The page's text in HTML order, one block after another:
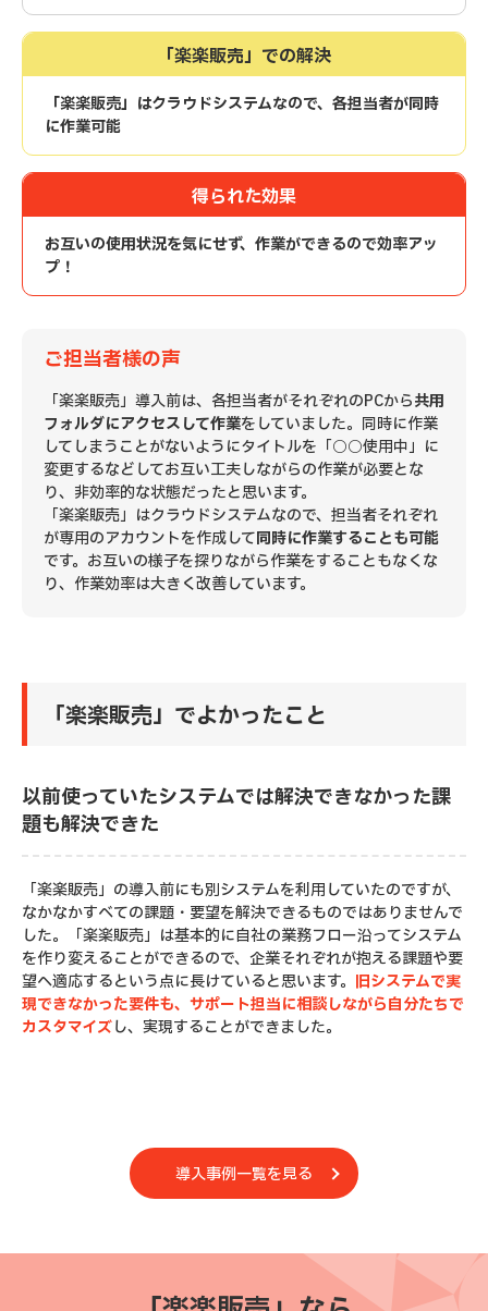
「楽楽販売」での解決
「楽楽販売」はクラウドシステムなので、各担当者が同時
に作業可能
得られた効果
お互いの使用状況を気にせず、作業ができるので効率アッ
プ！
ご担当者様の声
「楽楽販売」導入前は、各担当者がそれぞれのPCから共用
フォルダにアクセスして作業をしていました。同時に作業
してしまうことがないようにタイトルを「○○使用中」に
変更するなどしてお互い工夫しながらの作業が必要とな
り、非効率的な状態だったと思います。
「楽楽販売」はクラウドシステムなので、担当者それぞれ
が専用のアカウントを作成して同時に作業することも可能
です。お互いの様子を探りながら作業をすることもなくな
り、作業効率は大きく改善しています。
「楽楽販売」でよかったこと
以前使っていたシステムでは解決できなかった課
題も解決できた
「楽楽販売」の導入前にも別システムを利用していたのですが、
なかなかすべての課題・要望を解決できるものではありませんで
した。「楽楽販売」は基本的に自社の業務フロー沿ってシステム
を作り変えることができるので、企業それぞれが抱える課題や要
望へ適応するという点に長けていると思います。 旧システムで実
現できなかった要件も、サポート担当に相談しながら自分たちで
カスタマイズし、実現することができました。
導入事例一覧を見る